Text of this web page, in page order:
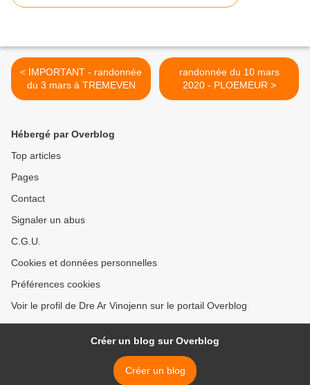
< IMPORTANT - randonnée
du 3 mars à TREMEVEN
randonnée du 10 mars
2020 - PLOEMEUR >
Hébergé par Overblog
Top articles
Pages
Contact
Signaler un abus
C.G.U.
Cookies et données personnelles
Préférences cookies
Voir le profil de Dre Ar Vinojenn sur le portail Overblog
Créer un blog sur Overblog
Créer un blog